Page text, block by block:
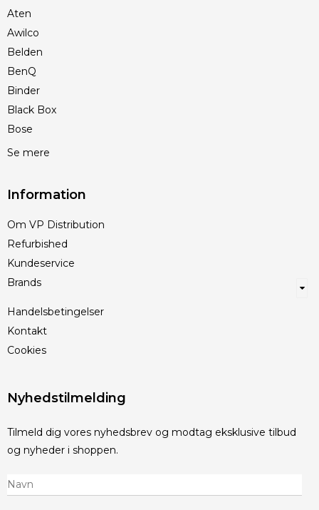
Aten
Awilco
Belden
BenQ
Binder
Black Box
Bose
Se mere
Information
Om VP Distribution
Refurbished
Kundeservice
Brands
Handelsbetingelser
Kontakt
Cookies
Nyhedstilmelding
Tilmeld dig vores nyhedsbrev og modtag eksklusive tilbud
og nyheder i shoppen.